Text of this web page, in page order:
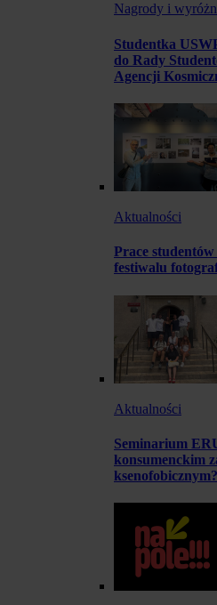
Nagrody i
Studentka
do Rady
Agencji
Aktualności
Prace
festiwalu
Aktualności
Seminarium
konsumenckim
ksenofobicznym?